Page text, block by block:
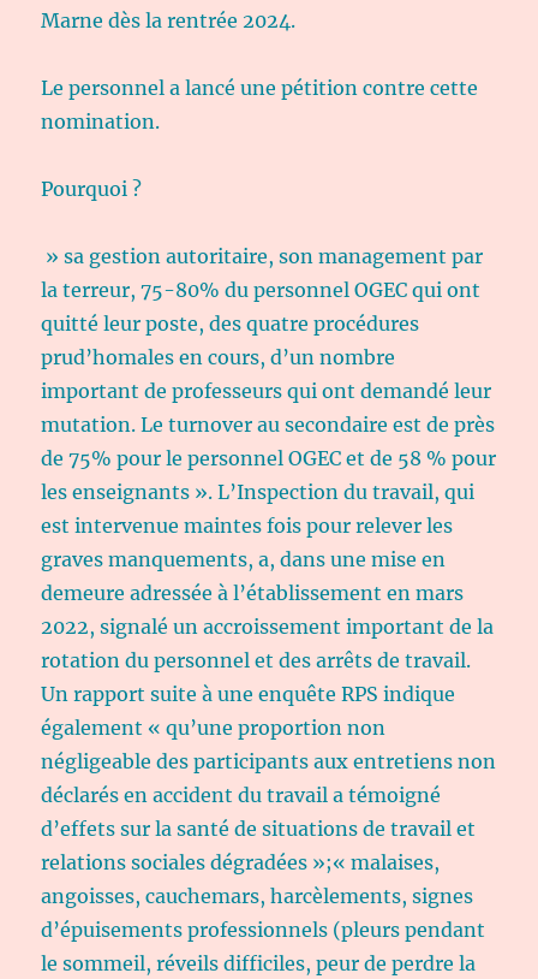
Marne dès la rentrée 2024.
Le personnel a lancé une pétition contre cette
nomination.
Pourquoi ?
» sa gestion autoritaire, son management par
la terreur, 75-80% du personnel OGEC qui ont
quitté leur poste, des quatre procédures
prud’homales en cours, d’un nombre
important de professeurs qui ont demandé leur
mutation. Le turnover au secondaire est de près
de 75% pour le personnel OGEC et de 58 % pour
les enseignants ». L’Inspection du travail, qui
est intervenue maintes fois pour relever les
graves manquements, a, dans une mise en
demeure adressée à l’établissement en mars
2022, signalé un accroissement important de la
rotation du personnel et des arrêts de travail.
Un rapport suite à une enquête RPS indique
également « qu’une proportion non
négligeable des participants aux entretiens non
déclarés en accident du travail a témoigné
d’effets sur la santé de situations de travail et
relations sociales dégradées »;« malaises,
angoisses, cauchemars, harcèlements, signes
d’épuisements professionnels (pleurs pendant
le sommeil, réveils difficiles, peur de perdre la